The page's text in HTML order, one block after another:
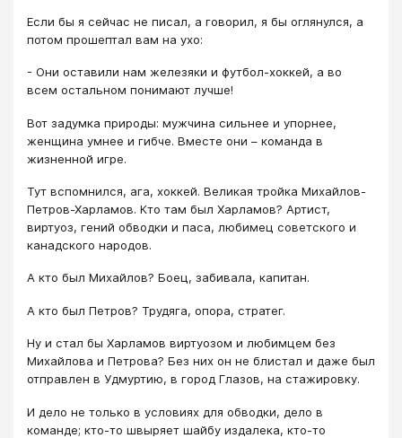
Если бы я сейчас не писал, а говорил, я бы оглянулся, а
потом прошептал вам на ухо:
- Они оставили нам железяки и футбол-хоккей, а во
всем остальном понимают лучше!
Вот задумка природы: мужчина сильнее и упорнее,
женщина умнее и гибче. Вместе они – команда в
жизненной игре.
Тут вспомнился, ага, хоккей. Великая тройка Михайлов-
Петров-Харламов. Кто там был Харламов? Артист,
виртуоз, гений обводки и паса, любимец советского и
канадского народов.
А кто был Михайлов? Боец, забивала, капитан.
А кто был Петров? Трудяга, опора, стратег.
Ну и стал бы Харламов виртуозом и любимцем без
Михайлова и Петрова? Без них он не блистал и даже был
отправлен в Удмуртию, в город Глазов, на стажировку.
И дело не только в условиях для обводки, дело в
команде; кто-то швыряет шайбу издалека, кто-то